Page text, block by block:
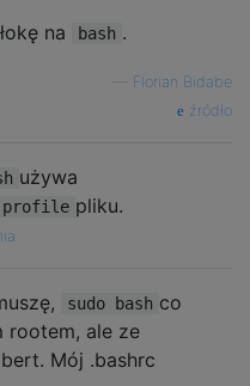
na bash .
Florian Bidabe
źródło
używa
pliku.
sudo bash co
rootem, ale ze
Mój .bashrc